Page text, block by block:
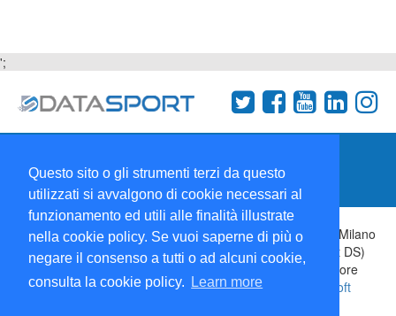
Questo sito o gli strumenti terzi da questo
utilizzati si avvalgono di cookie necessari al
funzionamento ed utili alle finalità illustrate
nella cookie policy. Se vuoi saperne di più o
negare il consenso a tutti o ad alcuni cookie,
consulta la cookie policy.
Learn more
';
Collabora con noi
Copyright 1995-2026 © Wise Srl Via Palmanova 8 20132 Milano
Italia - P. IVA 09072090963 | ISSN: 2499-2925 (DataSport DS)
Informazioni e richieste di pubblicità:
| Direttore
Responsabile:Sergio Angelo Chiesa| Developed By:
P-Soft